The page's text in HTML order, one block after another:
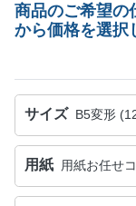
商品のご希望の
から価格を選択
サイズ B5変形
用紙 用紙お任せ